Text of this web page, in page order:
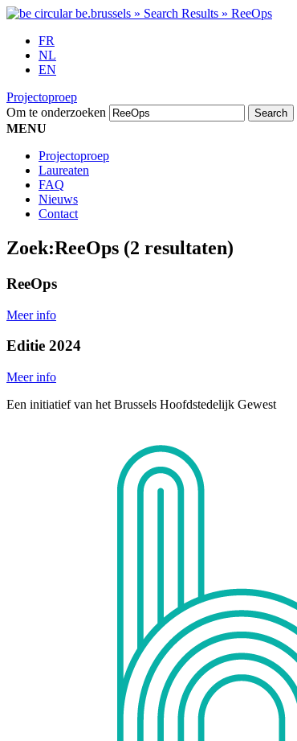
FR
NL
EN
Projectoproep
Om te onderzoeken
MENU
Projectoproep
Laureaten
FAQ
Nieuws
Contact
Zoek:ReeOps (2 resultaten)
ReeOps
Meer info
Editie 2024
Meer info
Een initiatief van het Brussels Hoofdstedelijk Gewest